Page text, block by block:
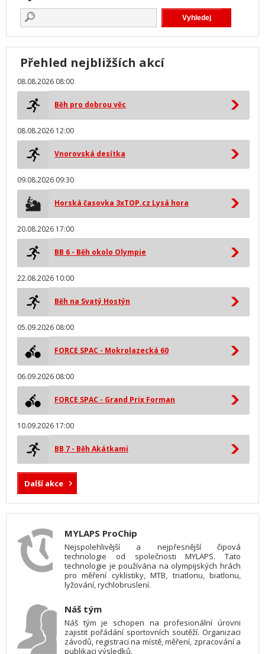
Přehled nejbližších akcí
08.08.2026 08:00
Běh pro dobrou věc
08.08.2026 12:00
Vnorovská desítka
09.08.2026 09:30
Horská časovka 3xTOP.cz Lysá hora
20.08.2026 17:00
BB 6 - Běh okolo Olympie
22.08.2026 10:00
Běh na Svatý Hostýn
05.09.2026 08:00
FORCE SPAC - Mokrolazecká 60
06.09.2026 08:00
FORCE SPAC - Grand Prix Forman
10.09.2026 17:00
BB 7 - Běh Akátkami
Další akce
MYLAPS ProChip
Nejspolehlivější a nejpřesnější čipová
technologie od společnosti MYLAPS. Tato
technologie je používána na olympijských hrách
pro měření cyklistiky, MTB, triatlonu, biatlonu,
lyžování, rychlobruslení.
Náš tým
Náš tým je schopen na profesionální úrovni
zajistit pořádání sportovních soutěží. Organizaci
závodů, registraci na místě, měření, zpracování a
publikaci výsledků.